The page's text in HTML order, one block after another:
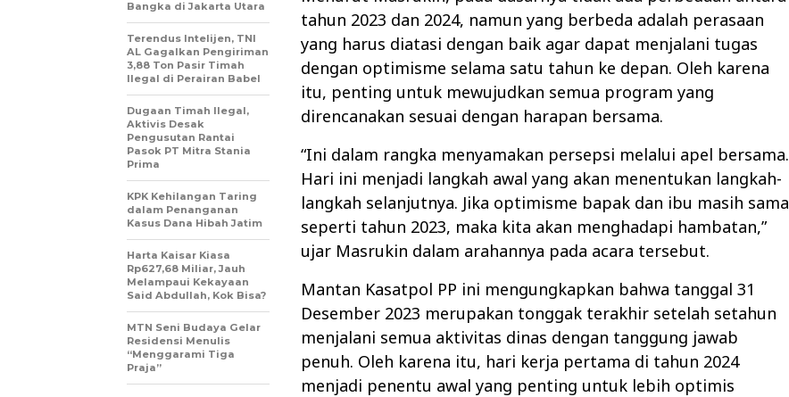
tahun 2023 dan 2024, namun yang berbeda adalah perasaan
yang harus diatasi dengan baik agar dapat menjalani tugas
dengan optimisme selama satu tahun ke depan. Oleh karena
itu, penting untuk mewujudkan semua program yang
direncanakan sesuai dengan harapan bersama.
“Ini dalam rangka menyamakan persepsi melalui apel bersama.
Hari ini menjadi langkah awal yang akan menentukan langkah-
langkah selanjutnya. Jika optimisme bapak dan ibu masih sama
seperti tahun 2023, maka kita akan menghadapi hambatan,”
ujar Masrukin dalam arahannya pada acara tersebut.
Mantan Kasatpol PP ini mengungkapkan bahwa tanggal 31
Desember 2023 merupakan tonggak terakhir setelah setahun
menjalani semua aktivitas dinas dengan tanggung jawab
penuh. Oleh karena itu, hari kerja pertama di tahun 2024
menjadi penentu awal yang penting untuk lebih optimis
Bangka di Jakarta Utara
Terendus Intelijen, TNI
AL Gagalkan Pengiriman
3,88 Ton Pasir Timah
Ilegal di Perairan Babel
Dugaan Timah Ilegal,
Aktivis Desak
Pengusutan Rantai
Pasok PT Mitra Stania
Prima
KPK Kehilangan Taring
dalam Penanganan
Kasus Dana Hibah Jatim
Harta Kaisar Kiasa
Rp627,68 Miliar, Jauh
Melampaui Kekayaan
Said Abdullah, Kok Bisa?
MTN Seni Budaya Gelar
Residensi Menulis
“Menggarami Tiga
Praja”